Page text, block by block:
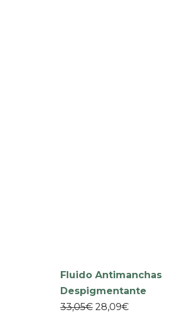
Fluido Antimanchas
Despigmentante
33,05€ 28,09€